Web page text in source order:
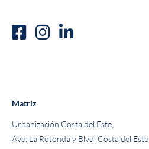
Matriz
Urbanización Costa del Este,
Ave. La Rotonda y Blvd. Costa del Este